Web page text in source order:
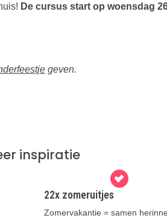
De cursus start op woensdag
geven.
inspiratie
22x zomeruitjes
Zomervakantie = samen